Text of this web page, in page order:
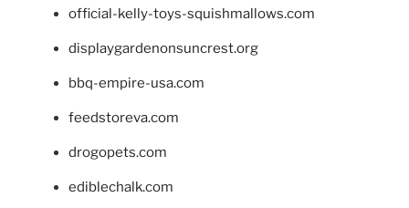
official-kelly-toys-squishmallows.com
displaygardenonsuncrest.org
bbq-empire-usa.com
feedstoreva.com
drogopets.com
ediblechalk.com